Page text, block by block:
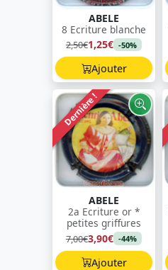
ABELE
8 Ecriture blanche
2,50€1,25€ -50%
Ajouter
Dernière !
ABELE
2a Ecriture or *
petites griffures
7,00€3,90€ -44%
Ajouter